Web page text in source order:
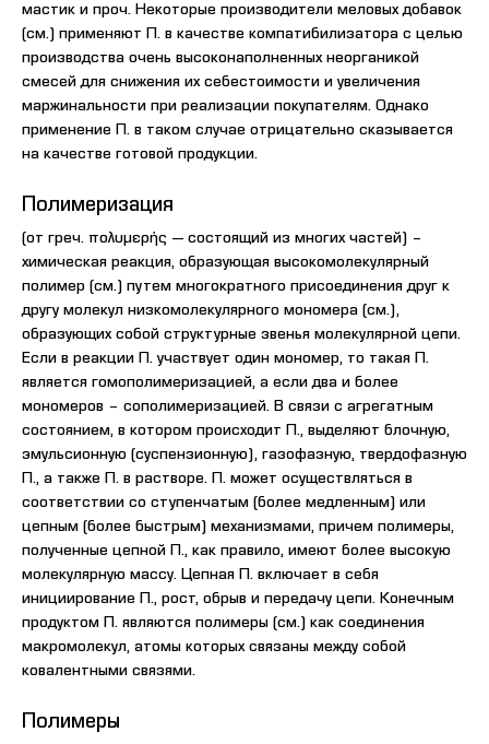
мастик и проч. Некоторые производители меловых добавок
(см.) применяют П. в качестве компатибилизатора с целью
производства очень высоконаполненных неорганикой
смесей для снижения их себестоимости и увеличения
маржинальности при реализации покупателям. Однако
применение П. в таком случае отрицательно сказывается
на качестве готовой продукции.
Полимеризация
(от греч. πολυμερής — состоящий из многих частей) –
химическая реакция, образующая высокомолекулярный
полимер (см.) путем многократного присоединения друг к
другу молекул низкомолекулярного мономера (см.),
образующих собой структурные звенья молекулярной цепи.
Если в реакции П. участвует один мономер, то такая П.
является гомополимеризацией, а если два и более
мономеров – сополимеризацией. В связи с агрегатным
состоянием, в котором происходит П., выделяют блочную,
эмульсионную (суспензионную), газофазную, твердофазную
П., а также П. в растворе. П. может осуществляться в
соответствии со ступенчатым (более медленным) или
цепным (более быстрым) механизмами, причем полимеры,
полученные цепной П., как правило, имеют более высокую
молекулярную массу. Цепная П. включает в себя
инициирование П., рост, обрыв и передачу цепи. Конечным
продуктом П. являются полимеры (см.) как соединения
макромолекул, атомы которых связаны между собой
ковалентными связями.
Полимеры